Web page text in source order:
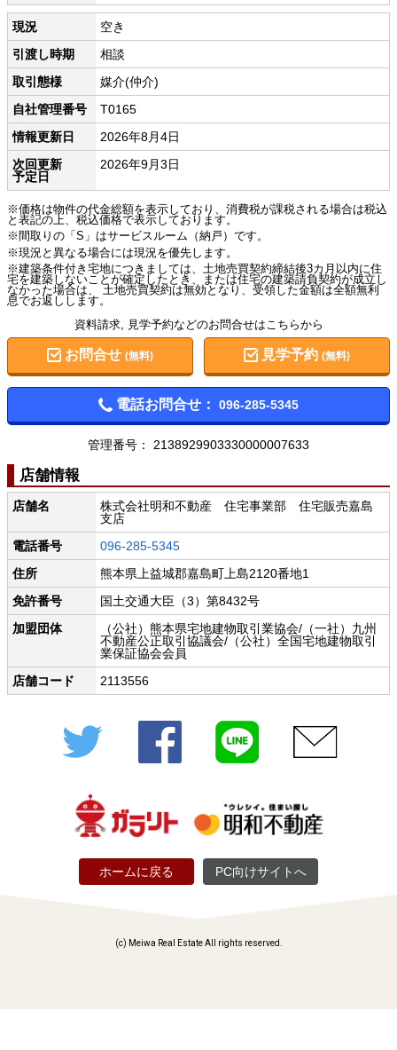
現況
空き
引渡し時期
相談
取引態様
媒介(仲介)
自社管理番号
T0165
情報更新日
2026年8月4日
次回更新
予定日
2026年9月3日
※価格は物件の代金総額を表示しており、消費税が課税される場合は税込
と表記の上、税込価格で表示しております。
※間取りの「S」はサービスルーム（納戸）です。
※現況と異なる場合には現況を優先します。
※建築条件付き宅地につきましては、土地売買契約締結後3カ月以内に住
宅を建築しないことが確定したとき、または住宅の建築請負契約が成立し
なかった場合は、 土地売買契約は無効となり、受領した金額は全額無利
息でお返しします。
資料請求, 見学予約などのお問合せはこちらから
お問合せ (無料) 見学予約(無料)
電話お問合せ： 096-285-5345
管理番号： 2138929903330000007633
店舗情報
店舗名
株式会社明和不動産 住宅事業部 住宅販売嘉島
支店
電話番号
096-285-5345
住所
熊本県上益城郡嘉島町上島2120番地1
免許番号
国土交通大臣（3）第8432号
加盟団体
（公社）熊本県宅地建物取引業協会/（一社）九州
不動産公正取引協議会/（公社）全国宅地建物取引
業保証協会会員
店舗コード
2113556
Twitter Facebook
ホームに戻る PC向けサイトへ
(c) Meiwa Real Estate All rights reserved.